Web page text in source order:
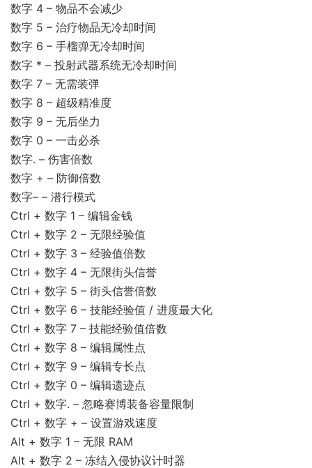
数字 4 – 物品不会减少
数字 5 – 治疗物品无冷却时间
数字 6 – 手榴弹无冷却时间
数字 * – 投射武器系统无冷却时间
数字 7 – 无需装弹
数字 8 – 超级精准度
数字 9 – 无后坐力
数字 0 – 一击必杀
数字. – 伤害倍数
数字 + – 防御倍数
数字– – 潜行模式
Ctrl + 数字 1 – 编辑金钱
Ctrl + 数字 2 – 无限经验值
Ctrl + 数字 3 – 经验值倍数
Ctrl + 数字 4 – 无限街头信誉
Ctrl + 数字 5 – 街头信誉倍数
Ctrl + 数字 6 – 技能经验值 / 进度最大化
Ctrl + 数字 7 – 技能经验值倍数
Ctrl + 数字 8 – 编辑属性点
Ctrl + 数字 9 – 编辑专长点
Ctrl + 数字 0 – 编辑遗迹点
Ctrl + 数字. – 忽略赛博装备容量限制
Ctrl + 数字 + – 设置游戏速度
Alt + 数字 1 – 无限 RAM
Alt + 数字 2 – 冻结入侵协议计时器